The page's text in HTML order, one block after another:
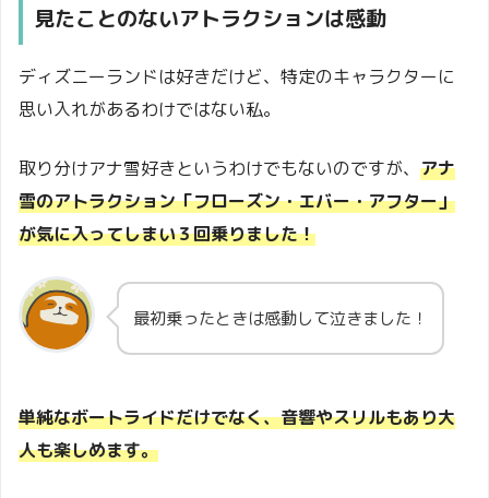
見たことのないアトラクションは感動
ディズニーランドは好きだけど、特定のキャラクターに
思い入れがあるわけではない私。
取り分けアナ雪好きというわけでもないのですが、 アナ
雪のアトラクション「フローズン・エバー・アフター」
が気に入ってしまい３回乗りました！
最初乗ったときは感動して泣きました！
単純なボートライドだけでなく、音響やスリルもあり大
人も楽しめます。